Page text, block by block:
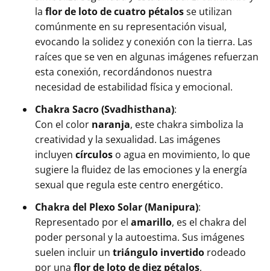
la flor de loto de cuatro pétalosse utilizan
comúnmente en su representación visual,
evocando la solidez y conexión con la tierra. Las
raíces que se ven en algunas imágenes refuerzan
esta conexión, recordándonos nuestra
necesidad de estabilidad física y emocional.
Chakra Sacro (Svadhisthana):
Con el color naranja, este chakra simboliza la
creatividad y la sexualidad. Las imágenes
incluyen círculos o agua en movimiento, lo que
sugiere la fluidez de las emociones y la energía
sexual que regula este centro energético.
Chakra del Plexo Solar (Manipura):
Representado por el amarillo, es el chakra del
poder personal y la autoestima. Sus imágenes
suelen incluir un triángulo invertido rodeado
por una flor de loto de diez pétalos,